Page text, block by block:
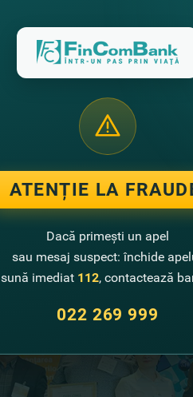
ATENȚIE LA
Dacă primești un apel
sau mesaj suspect: închide
sună imediat 112, contactează
022 269 999